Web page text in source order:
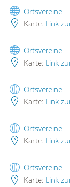
Ortsvereine
Karte: Link
Ortsvereine
Karte: Link
Ortsvereine
Karte: Link
Ortsvereine
Karte: Link
Ortsvereine
Karte: Link